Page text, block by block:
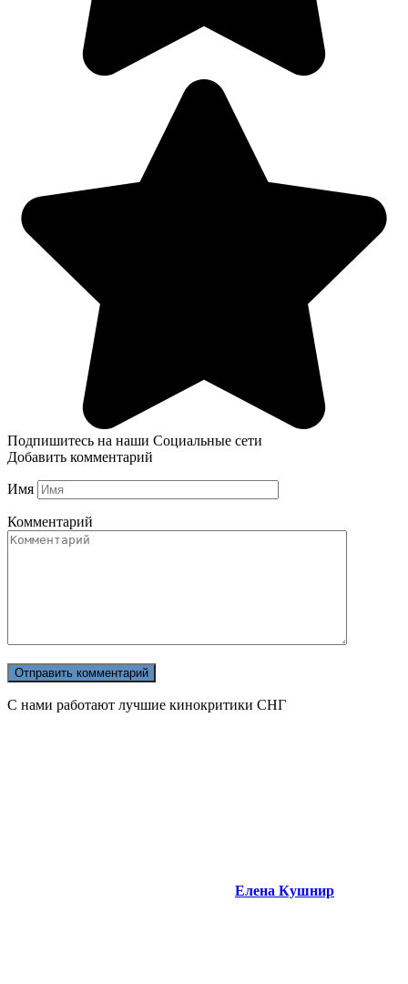
Подпишитесь на наши Социальные сети
Добавить комментарий
Имя
Комментарий
С нами работают лучшие кинокритики СНГ
Елена Кушнир